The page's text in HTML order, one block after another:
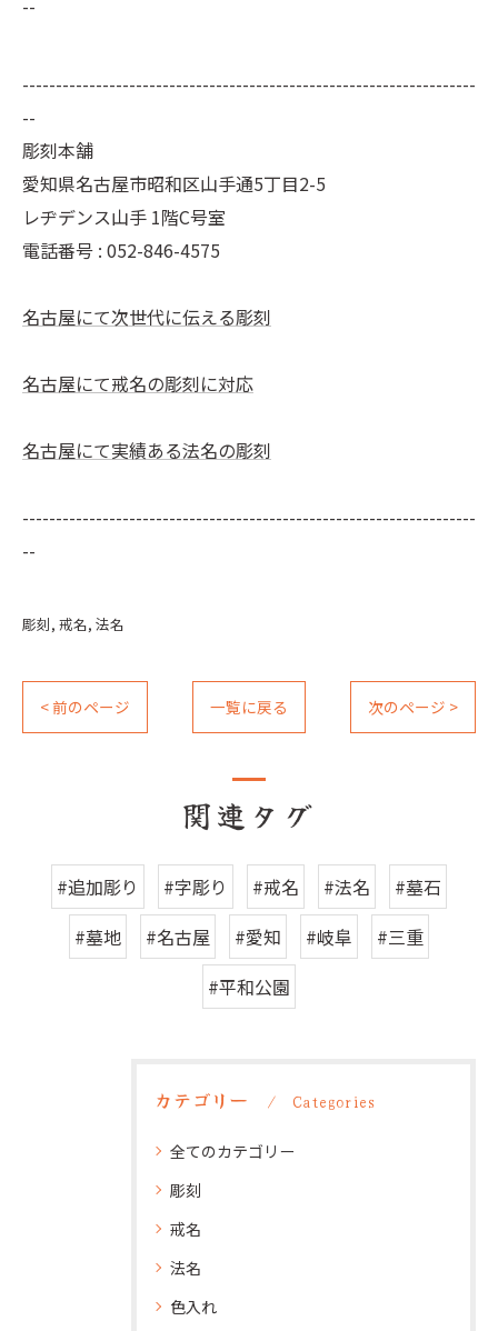
--
--------------------------------------------------------------------
--
彫刻本舗
愛知県名古屋市昭和区山手通5丁目2-5
レヂデンス山手 1階C号室
電話番号 : 052-846-4575
名古屋にて次世代に伝える彫刻
名古屋にて戒名の彫刻に対応
名古屋にて実績ある法名の彫刻
--------------------------------------------------------------------
--
彫刻 戒名 法名
< 前のページ 一覧に戻る 次のページ >
関連タグ
#追加彫り #字彫り #戒名 #法名
#墓石
#墓地
#名古屋 #愛知 #岐阜
#三重
#平和公園
カテゴリー Categories
全てのカテゴリー
彫刻
戒名
法名
色入れ